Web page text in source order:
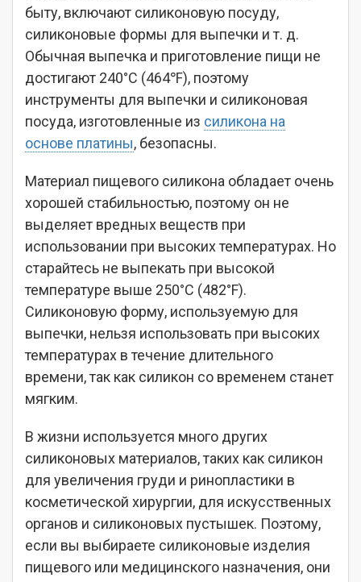
быту, включают силиконовую посуду,
силиконовые формы для выпечки и т. д.
Обычная выпечка и приготовление пищи не
достигают 240°C (464℉), поэтому
инструменты для выпечки и силиконовая
посуда, изготовленные из силикона на
основе платины, безопасны.
Материал пищевого силикона обладает очень
хорошей стабильностью, поэтому он не
выделяет вредных веществ при
использовании при высоких температурах. Но
старайтесь не выпекать при высокой
температуре выше 250°C (482°F).
Силиконовую форму, используемую для
выпечки, нельзя использовать при высоких
температурах в течение длительного
времени, так как силикон со временем станет
мягким.
В жизни используется много других
силиконовых материалов, таких как силикон
для увеличения груди и ринопластики в
косметической хирургии, для искусственных
органов и силиконовых пустышек. Поэтому,
если вы выбираете силиконовые изделия
пищевого или медицинского назначения, они